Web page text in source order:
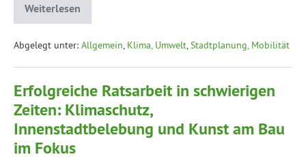
Weiterlesen
Abgelegt unter: Allgemein, Klima, Umwelt,Stadtplanung, Mobilität
Erfolgreiche Ratsarbeit in schwierigen
Zeiten: Klimaschutz,
Innenstadtbelebung und Kunst am Bau
im Fokus